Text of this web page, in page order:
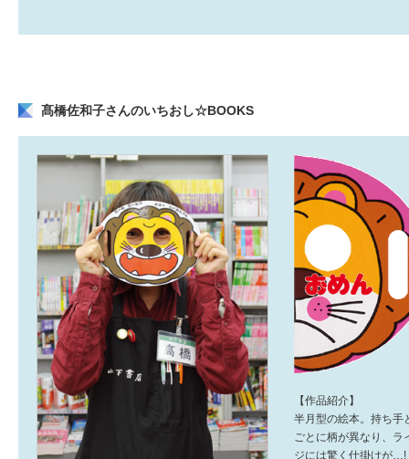
髙橋佐和子さんのいちおし☆BOOKS
【作品紹介】
半月型の絵本。持ち手
ごとに柄が異なり、ラ
ジには驚く仕掛けが…!